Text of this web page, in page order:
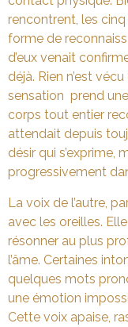
rencontrent, les
forme de
d’eux venait
déjà. Rien n’est
sensation prend
corps tout entier
attendait depuis
désir qui s’exprime,
progressivement
La voix de l’autre,
avec les oreilles.
résonner au plus
l’âme. Certaines
quelques mots
une émotion
Cette voix apaise,